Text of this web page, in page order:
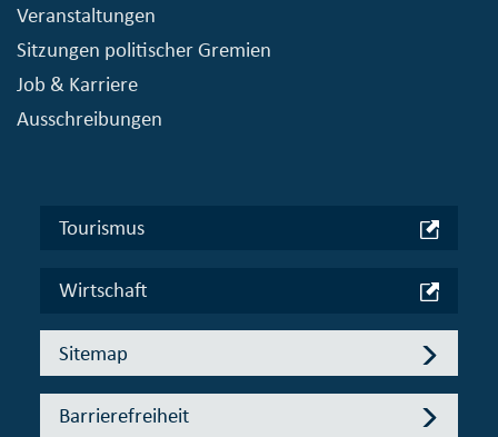
Veranstaltungen
Sitzungen politischer Gremien
Job & Karriere
Ausschreibungen
Tourismus
Wirtschaft
Sitemap
Barrierefreiheit